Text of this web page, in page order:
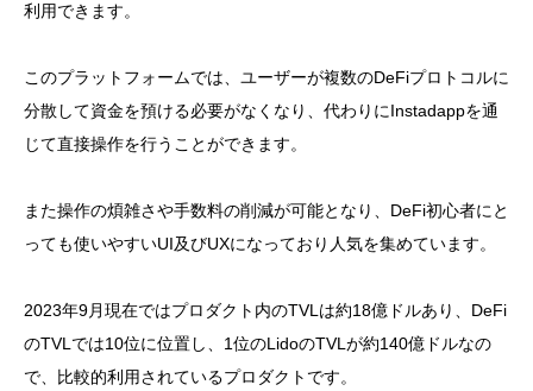
利用できます。
このプラットフォームでは、ユーザーが複数のDeFiプロトコルに
分散して資金を預ける必要がなくなり、代わりにInstadappを通
じて直接操作を行うことができます。
また操作の煩雑さや手数料の削減が可能となり、DeFi初心者にと
っても使いやすいUI及びUXになっており人気を集めています。
2023年9月現在ではプロダクト内のTVLは約18億ドルあり、DeFi
のTVLでは10位に位置し、1位のLidoのTVLが約140億ドルなの
で、比較的利用されているプロダクトです。